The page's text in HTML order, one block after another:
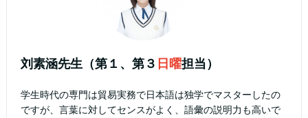
刘素涵先生（第１、第３ 日曜担当）
学生時代の専門は貿易実務で日本語は独学でマスターしたの
ですが、言葉に対してセンスがよく、語彙の説明力も高いで